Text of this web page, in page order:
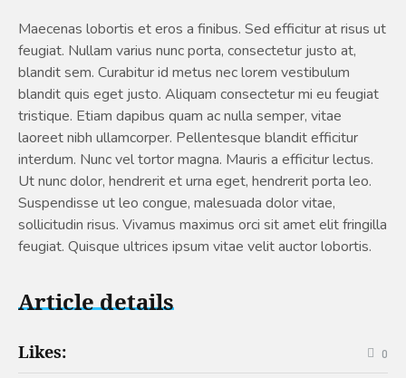
Maecenas lobortis et eros a finibus. Sed efficitur at risus ut
feugiat. Nullam varius nunc porta, consectetur justo at,
blandit sem. Curabitur id metus nec lorem vestibulum
blandit quis eget justo. Aliquam consectetur mi eu feugiat
tristique. Etiam dapibus quam ac nulla semper, vitae
laoreet nibh ullamcorper. Pellentesque blandit efficitur
interdum. Nunc vel tortor magna. Mauris a efficitur lectus.
Ut nunc dolor, hendrerit et urna eget, hendrerit porta leo.
Suspendisse ut leo congue, malesuada dolor vitae,
sollicitudin risus. Vivamus maximus orci sit amet elit fringilla
feugiat. Quisque ultrices ipsum vitae velit auctor lobortis.
Article details
Likes: 0